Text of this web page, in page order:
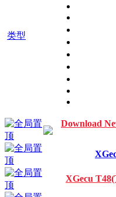
类型
Download
XGecu